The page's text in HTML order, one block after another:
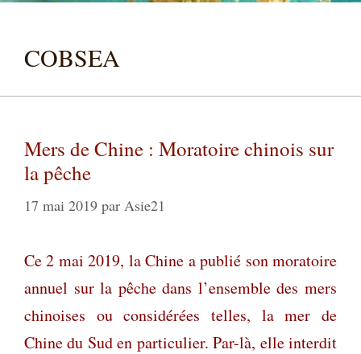
COBSEA
Mers de Chine : Moratoire chinois sur
la pêche
17 mai 2019 par Asie21
Ce 2 mai 2019, la Chine a publié son moratoire
annuel sur la pêche dans l’ensemble des mers
chinoises ou considérées telles, la mer de
Chine du Sud en particulier. Par-là, elle interdit